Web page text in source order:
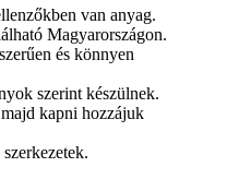
van anyag.
Magyarországon.
és könnyen
szerint készülnek.
kapni hozzájuk